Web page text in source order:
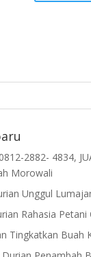
2882- 4834,
Morowali
Unggul
Rahasia Petani
Tingkatkan Buah